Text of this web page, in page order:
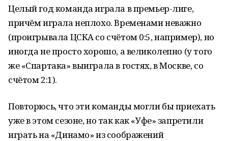
Целый год команда играла в премьер-лиге,
причём играла неплохо. Временами неважно
(проигрывала ЦСКА со счётом 0:5, например), но
иногда не просто хорошо, а великолепно (у того
же «Спартака» выиграла в гостях, в Москве, со
счётом 2:1).
Повторюсь, что эти команды могли бы приехать
уже в этом сезоне, но так как «Уфе» запретили
играть на «Динамо» из соображений